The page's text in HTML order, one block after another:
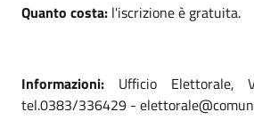
Quanto costa: l'iscrizione è gratuita.
Informazioni: Ufficio Elettorale,
tel.0383/336429 -